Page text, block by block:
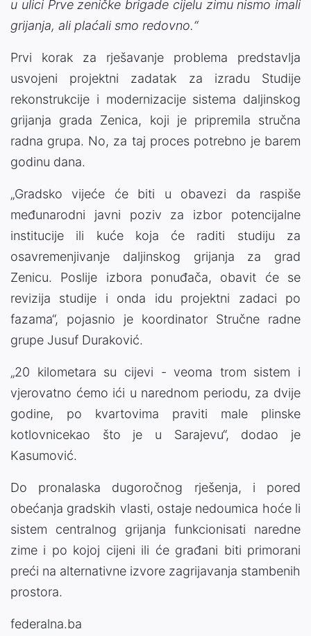
u ulici Prve zeničke brigade cijelu zimu nismo imali
grijanja, ali plaćali smo redovno.“
Prvi korak za rješavanje problema predstavlja
usvojeni projektni zadatak za izradu Studije
rekonstrukcije i modernizacije sistema daljinskog
grijanja grada Zenica, koji je pripremila stručna
radna grupa. No, za taj proces potrebno je barem
godinu dana.
„Gradsko vijeće će biti u obavezi da raspiše
međunarodni javni poziv za izbor potencijalne
institucije ili kuće koja će raditi studiju za
osavremenjivanje daljinskog grijanja za grad
Zenicu. Poslije izbora ponuđača, obavit će se
revizija studije i onda idu projektni zadaci po
fazama“, pojasnio je koordinator Stručne radne
grupe Jusuf Duraković.
„20 kilometara su cijevi - veoma trom sistem i
vjerovatno ćemo ići u narednom periodu, za dvije
godine, po kvartovima praviti male plinske
kotlovnicekao što je u Sarajevu“, dodao je
Kasumović.
Do pronalaska dugoročnog rješenja, i pored
obećanja gradskih vlasti, ostaje nedoumica hoće li
sistem centralnog grijanja funkcionisati naredne
zime i po kojoj cijeni ili će građani biti primorani
preći na alternativne izvore zagrijavanja stambenih
prostora.
federalna.ba